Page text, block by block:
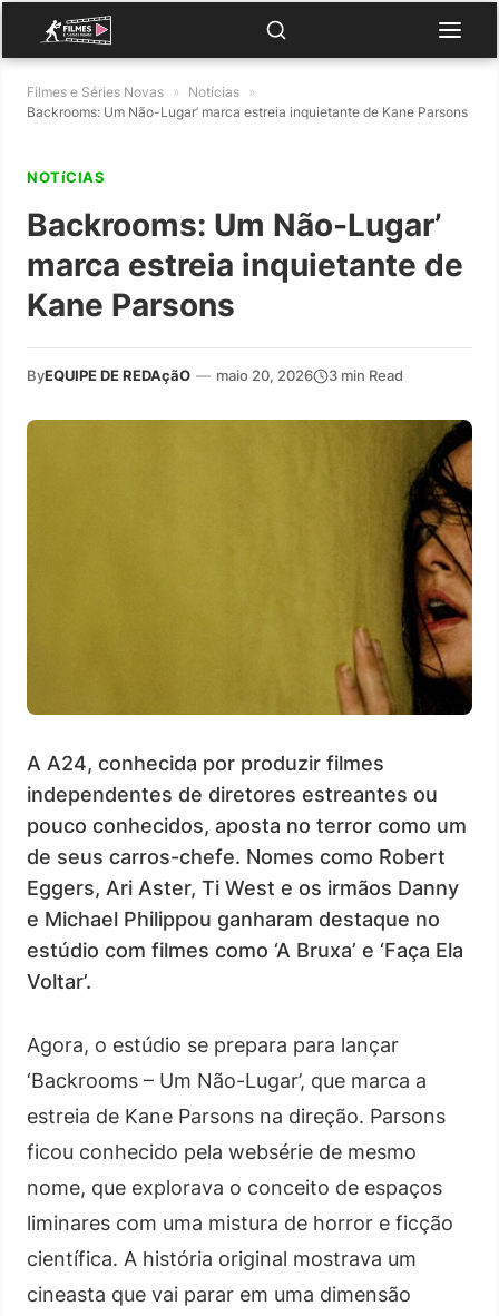
Filmes e Séries Novas » Notícias »
Backrooms: Um Não-Lugar’ marca estreia inquietante de Kane Parsons
NOTíCIAS
Backrooms: Um Não-Lugar’
marca estreia inquietante de
Kane Parsons
ByEQUIPE DE REDAçãO — maio 20, 2026 3 min Read
A A24, conhecida por produzir filmes
independentes de diretores estreantes ou
pouco conhecidos, aposta no terror como um
de seus carros-chefe. Nomes como Robert
Eggers, Ari Aster, Ti West e os irmãos Danny
e Michael Philippou ganharam destaque no
estúdio com filmes como ‘A Bruxa’ e ‘Faça Ela
Voltar’.
Agora, o estúdio se prepara para lançar
‘Backrooms – Um Não-Lugar’, que marca a
estreia de Kane Parsons na direção. Parsons
ficou conhecido pela websérie de mesmo
nome, que explorava o conceito de espaços
liminares com uma mistura de horror e ficção
científica. A história original mostrava um
cineasta que vai parar em uma dimensão